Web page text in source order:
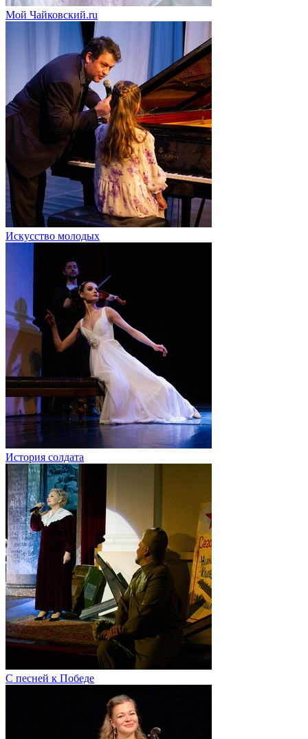
Мой Чайковский.ru
Искусство молодых
История солдата
С песней к Победе